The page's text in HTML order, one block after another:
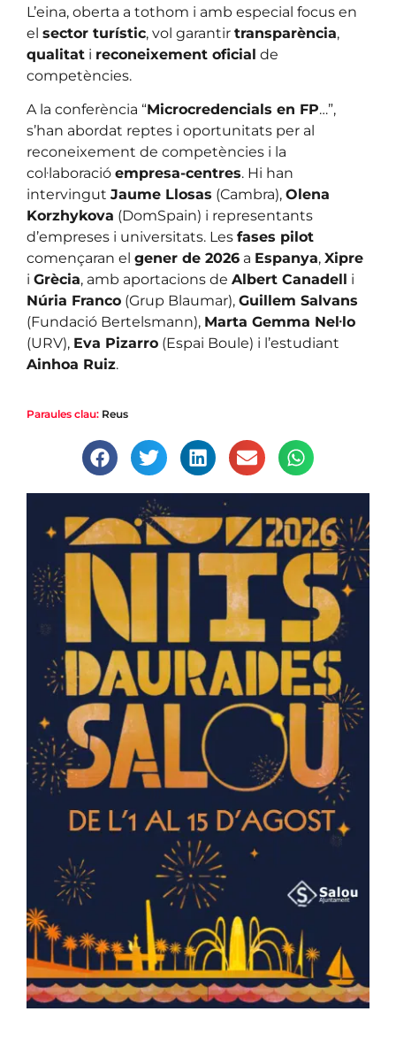
L’eina, oberta a tothom i amb especial focus en
el sector turístic, vol garantir transparència,
qualitat i reconeixement oficial de
competències.
A la conferència “Microcredencials en FP…”,
s’han abordat reptes i oportunitats per al
reconeixement de competències i la
col·laboració empresa-centres. Hi han
intervingut Jaume Llosas (Cambra), Olena
Korzhykova (DomSpain) i representants
d’empreses i universitats. Les fases pilot
començaran el gener de 2026 a Espanya, Xipre
i Grècia, amb aportacions de Albert Canadell i
Núria Franco (Grup Blaumar), Guillem Salvans
(Fundació Bertelsmann), Marta Gemma Nel·lo
(URV), Eva Pizarro (Espai Boule) i l’estudiant
Ainhoa Ruiz.
Paraules clau: Reus